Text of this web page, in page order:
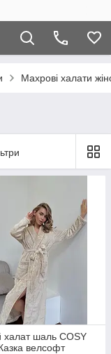
Махрові халати
халат шаль COSY
велсофт